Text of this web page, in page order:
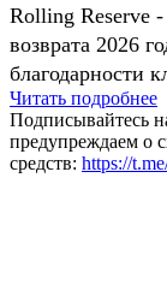
Rolling Reserve
возврата 2026
благодарности
Читать подробнее
Подписывайтесь
предупреждаем о
средств: https://